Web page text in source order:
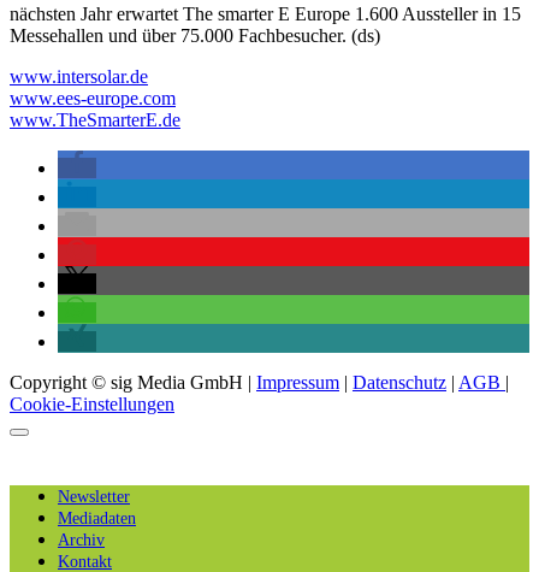
nächsten Jahr erwartet The smarter E Europe 1.600 Aussteller in 15
Messehallen und über 75.000 Fachbesucher. (ds)
www.intersolar.de
www.ees-europe.com
www.TheSmarterE.de
Copyright © sig Media GmbH | Impressum | Datenschutz | AGB |
Cookie-Einstellungen
Newsletter
Mediadaten
Archiv
Kontakt